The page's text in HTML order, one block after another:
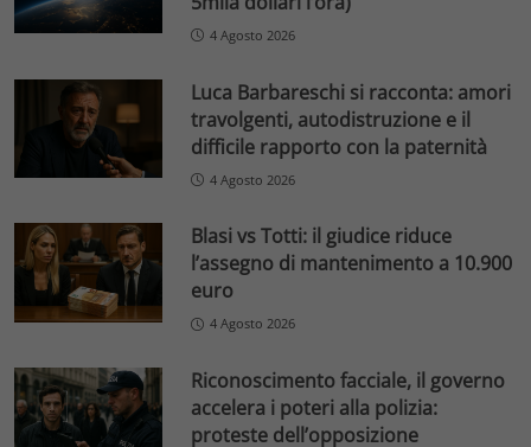
4 Agosto 2026
Luca Barbareschi si racconta: amori
travolgenti, autodistruzione e il
difficile rapporto con la paternità
4 Agosto 2026
Blasi vs Totti: il giudice riduce
l’assegno di mantenimento a 10.900
euro
4 Agosto 2026
Riconoscimento facciale, il governo
accelera i poteri alla polizia:
proteste dell’opposizione